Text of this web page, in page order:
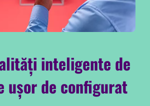
inteligente de
ușor de configurat